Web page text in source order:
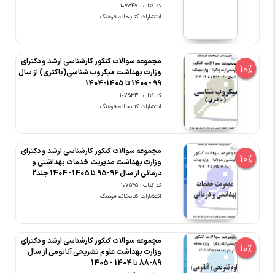
کد کتاب : 107547
انتشارات کتابخانه فرهنگ
10%
مجموعه سوالات کنکور کارشناسی ارشد و دکترای
وزارت بهداشت میکروب شناسی(باکتری) از سال
99 - 1400 تا 1405-1404
کد کتاب : 107533
انتشارات کتابخانه فرهنگ
10%
مجموعه سوالات کنکور کارشناسی ارشد و دکترای
وزارت بهداشت مدیریت خدمات بهداشتی و
درمانی از سال 96-95 تا 1405- 1404 جلد2
کد کتاب : 107545
انتشارات کتابخانه فرهنگ
10%
مجموعه سوالات کنکور کارشناسی ارشد و دکترای
وزارت بهداشت علوم تشریحی آناتومی از سال
89-88 تا 1404 - 1405